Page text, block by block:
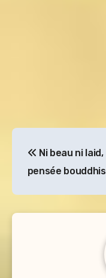
de
l’article
Ni beau ni laid,
pensée